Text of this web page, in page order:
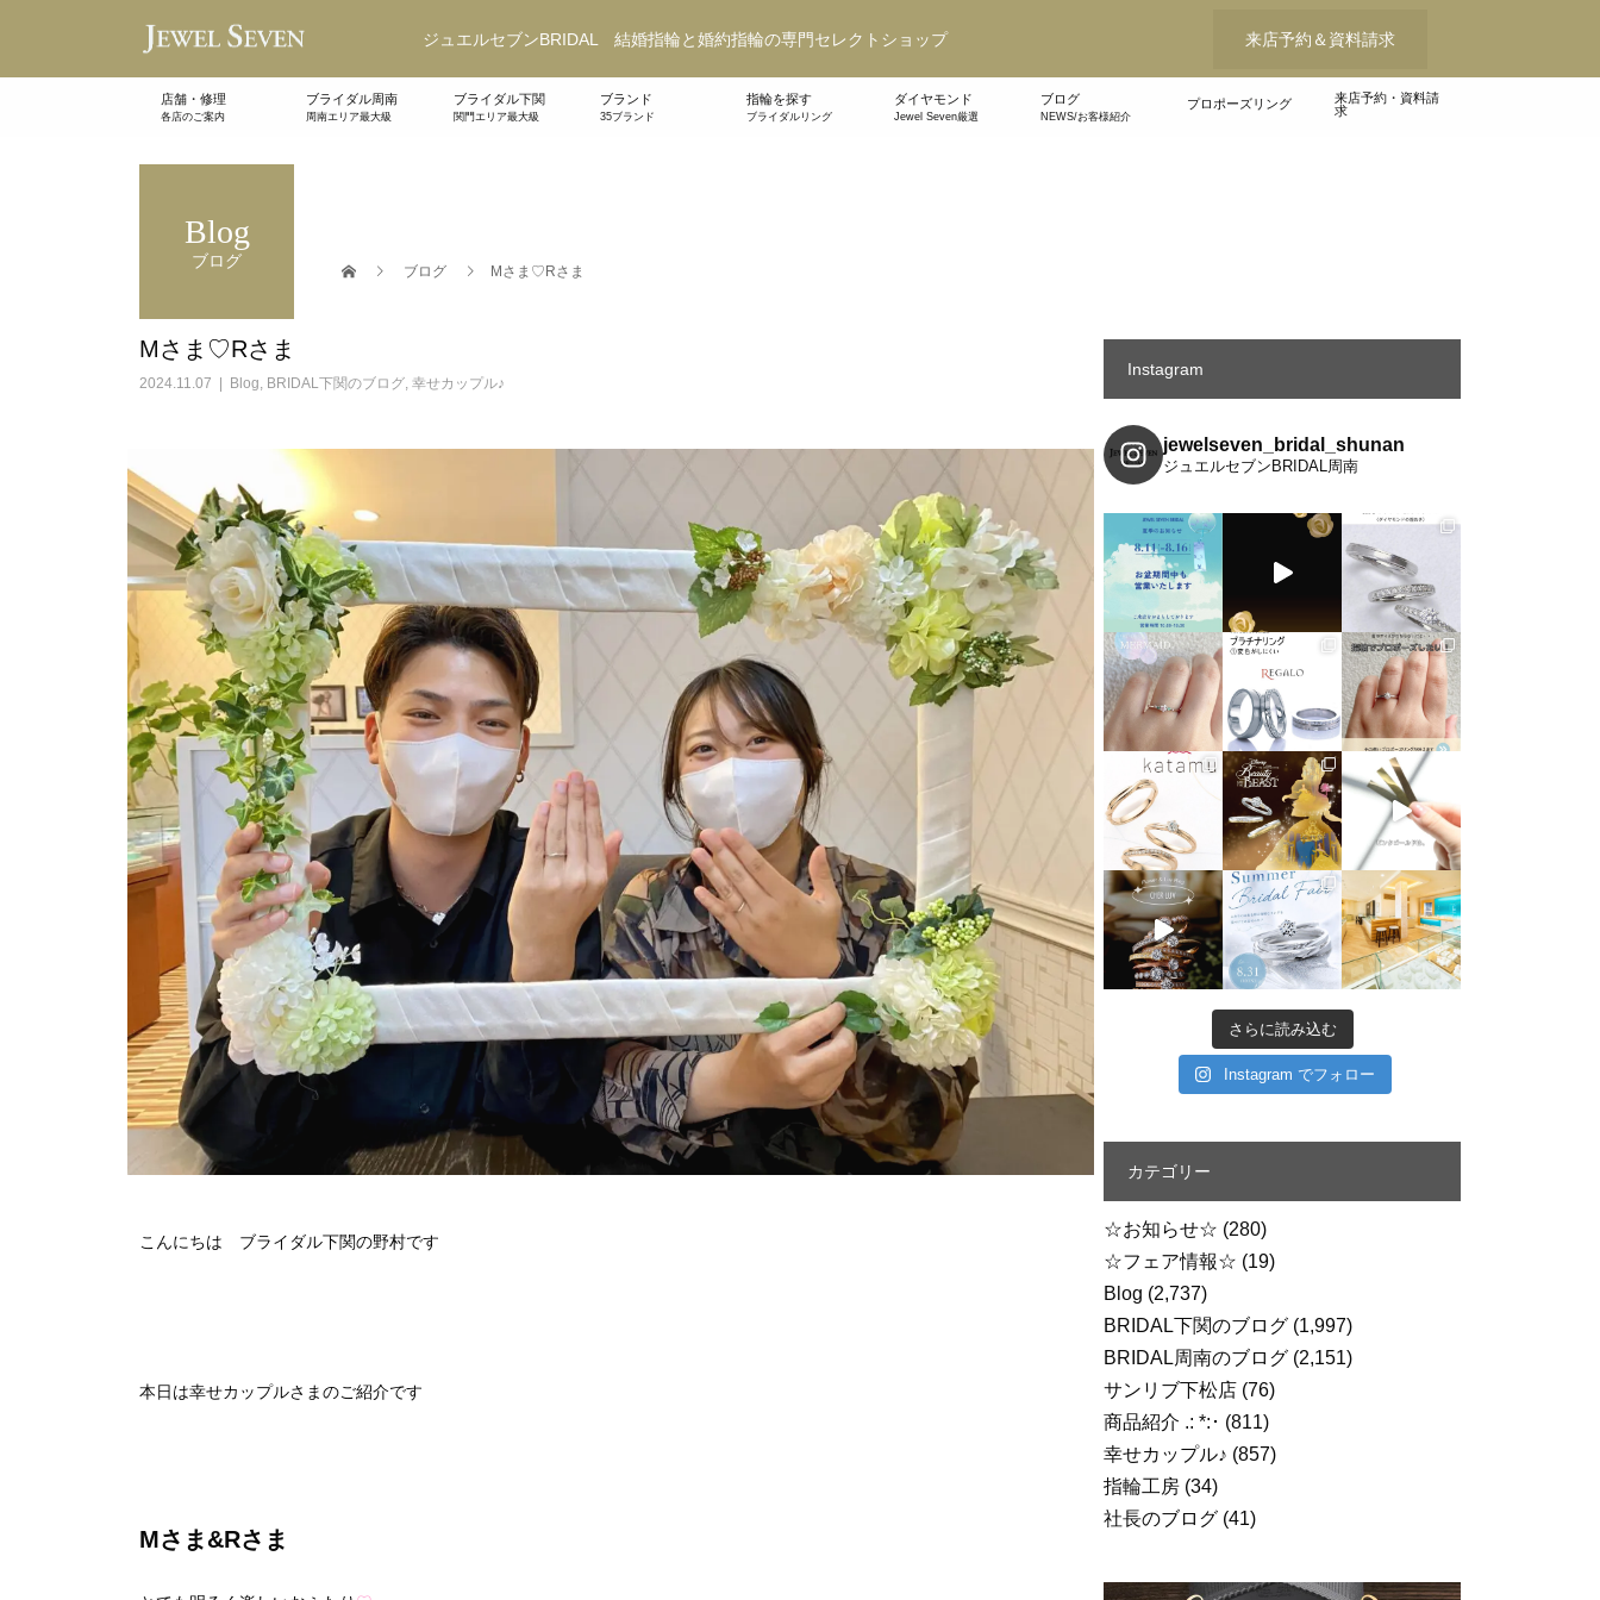
ジュエルセブンBRIDAL 結婚指輪と婚約指輪の専門セレクトショップ 来店予約＆資料請求
店舗・修理
各店のご案内
ブライダル周南
周南エリア最大級
ブライダル下関
関門エリア最大級
ブランド
35ブランド
指輪を探す
ブライダルリング
ダイヤモンド
Jewel Seven厳選
ブログ
NEWS/お客様紹介
プロポーズリング
来店予約・資料請
求
Blog
ブログ
ブログ Mさま♡Rさま
Mさま♡Rさま
2024.11.07 Blog, BRIDAL下関のブログ, 幸せカップル♪
こんにちは ブライダル下関の野村です
本日は幸せカップルさまのご紹介です
Mさま&Rさま
Instagram
jewelseven_bridal_shunan
ジュエルセブンBRIDAL周南
さらに読み込む
Instagram でフォロー
カテゴリー
☆お知らせ☆ (280)
☆フェア情報☆ (19)
Blog (2,737)
BRIDAL下関のブログ (1,997)
BRIDAL周南のブログ (2,151)
サンリブ下松店 (76)
商品紹介 .: *:･ (811)
幸せカップル♪ (857)
指輪工房 (34)
社長のブログ (41)